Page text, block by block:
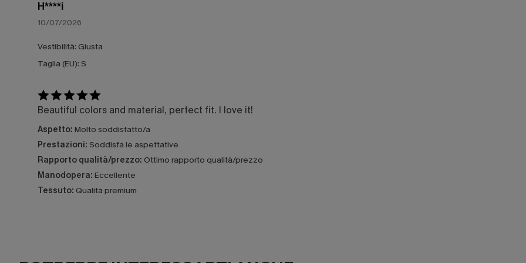
H****i
10/07/2026
Vestibilità: Giusta
Taglia (EU): S
Beautiful colors and material, perfect fit. I love it!
Aspetto: Molto soddisfatto/a
Prestazioni: Soddisfa le aspettative
Rapporto qualità/prezzo: Ottimo rapporto qualità/prezzo
Manodopera: Eccellente
Tessuto: Qualità premium